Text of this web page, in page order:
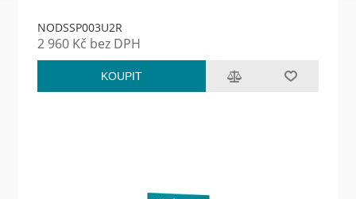
NODSSP003U2R
2 960 Kč bez DPH
KOUPIT